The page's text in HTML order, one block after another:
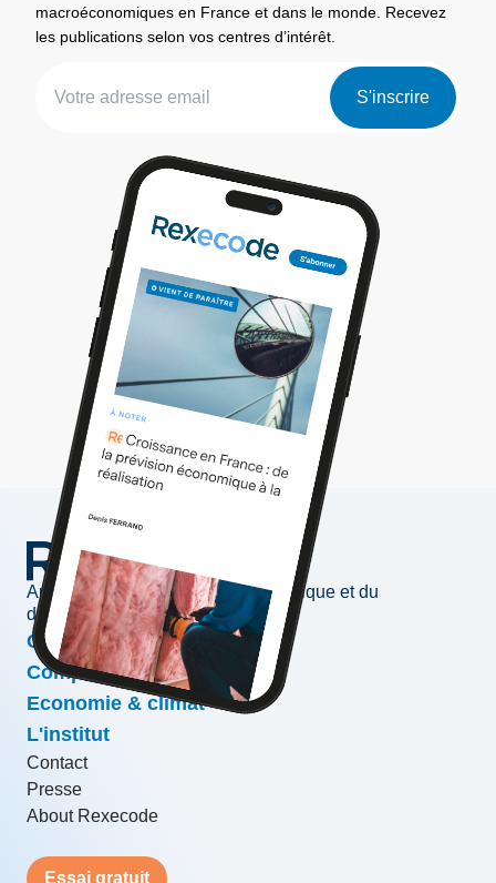
macroéconomiques en France et dans le monde. Recevez
les publications selon vos centres d’intérêt.
S'inscrire
Au service de l'information économique et du
développement des entreprises
Conjoncture & prévisions
Compétitivité & croissance
Economie & climat
L'institut
Contact
Presse
About Rexecode
Essai gratuit